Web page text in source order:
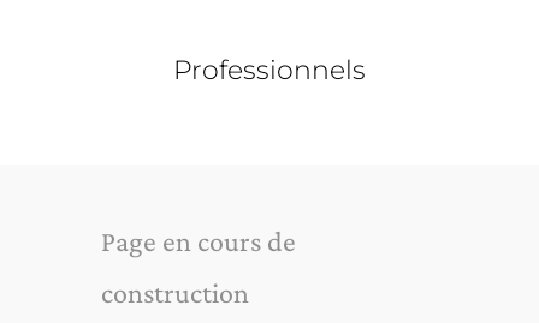
Professionnels
Page en cours de
construction